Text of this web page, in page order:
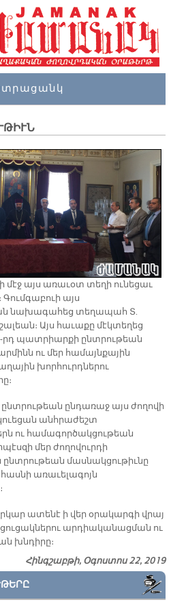
այս առաւօտ տեղի ունեցաւ
Գումգաբուի այս
նախագահեց տեղապահ Տ.
Այս հաւաքը մէկտեղեց
րդ պատրիարքի ընտրութեան
ու մեր համայնքային
խորհուրդներու
ընդառաջ այս ժողովի
անհրաժեշտ
ու համագործակցութեան
մեր ժողովուրդի
մասնակցութիւնը
առաւելագոյն
ատենէ ի վեր օրակարգի վրայ
արդիականացման ու
խնդիրը։
Հինգշաբթի, Օգոստոս 22, 2019